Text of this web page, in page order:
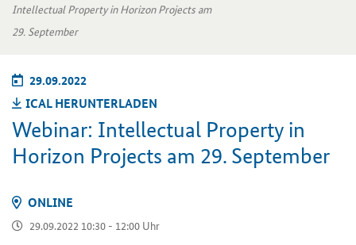
Intellectual Property in Horizon Projects am
29. September
29.09.2022
ICAL HER­UN­TER­LA­DEN
We­bi­nar: In­tel­lec­tu­al Pro­per­ty in
Ho­ri­zon Pro­jects am 29. Sep­tem­ber
ON­LINE
29.09.2022 10:30 - 12:00 Uhr